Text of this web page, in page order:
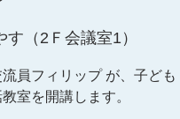
す（2Ｆ会議室1）
員フィリップ が、子ども
室を開講します。